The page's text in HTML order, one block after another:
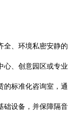
全、环境私密安静的
心、创意园区或专业
的标准化咨询室，通
础设备，并保障隔音